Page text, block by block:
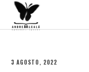
3 AGOSTO, 2022